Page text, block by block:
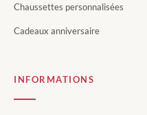
Chaussettes personnalisées
Cadeaux anniversaire
INFORMATIONS